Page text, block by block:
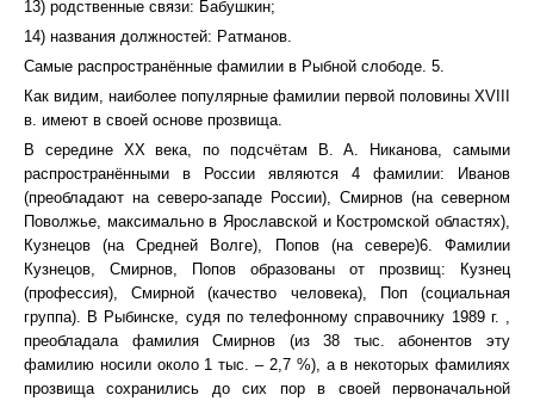
13) родственные связи: Бабушкин;
14) названия должностей: Ратманов.
Самые распространённые фамилии в Рыбной слободе. 5.
Как видим, наиболее популярные фамилии первой половины XVIII
в. имеют в своей основе прозвища.
В середине XX века, по подсчётам В. А. Никанова, самыми
распространёнными в России являются 4 фамилии: Иванов
(преобладают на северо-западе России), Смирнов (на северном
Поволжье, максимально в Ярославской и Костромской областях),
Кузнецов (на Средней Волге), Попов (на севере)6. Фамилии
Кузнецов, Смирнов, Попов образованы от прозвищ: Кузнец
(профессия), Смирной (качество человека), Поп (социальная
группа). В Рыбинске, судя по телефонному справочнику 1989 г. ,
преобладала фамилия Смирнов (из 38 тыс. абонентов эту
фамилию носили около 1 тыс. – 2,7 %), а в некоторых фамилиях
прозвища сохранились до сих пор в своей первоначальной